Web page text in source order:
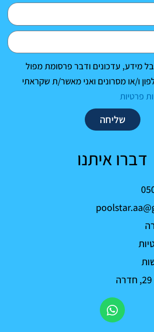
מידע, עדכונים ודבר פרסומת מפול
ו/או מסרונים ואני מאשר/ת שקראתי
פרטיות
שליחה
דברו איתנו
W
h